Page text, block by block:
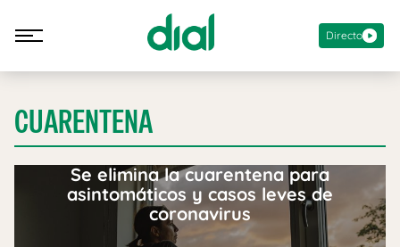
Directo
CUARENTENA
Se elimina la cuarentena para
asintomáticos y casos leves de
coronavirus